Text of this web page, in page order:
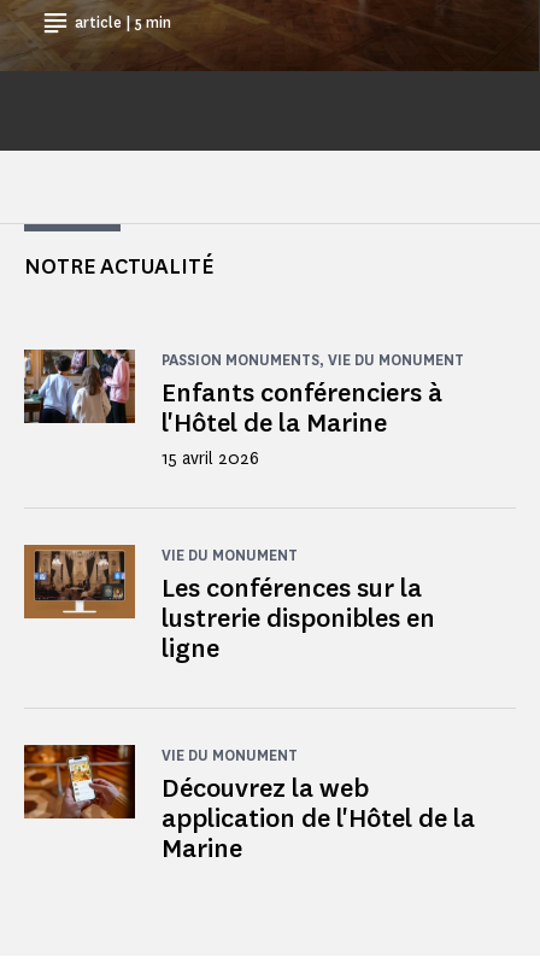
article | 5 min
NOTRE ACTUALITÉ
Enfants conférenciers à
l'Hôtel de la Marine
PASSION MONUMENTS, VIE DU MONUMENT
15 avril 2026
Les conférences sur la
lustrerie disponibles en
ligne
VIE DU MONUMENT
Découvrez la web
application de l'Hôtel de la
Marine
VIE DU MONUMENT